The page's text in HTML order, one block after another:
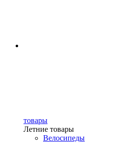
товары
Летние товары
Велосипеды